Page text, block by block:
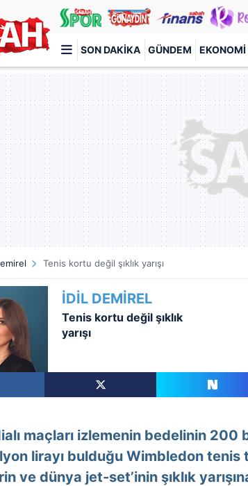
SON DAKIKA GÜNDEM EKONOMI
iyi haber sitesi
Tenis kortu değil şıklık yarışı
İDİL DEMİREL
Tenis kortu değil şıklık
yarışı
maçları izlemenin bedelinin 200
lirayı bulduğu Wimbledon tenis
ve dünya jet-set’inin şıklık